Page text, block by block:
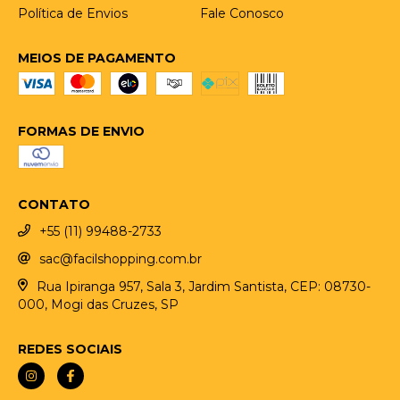
Política de Envios Fale Conosco
MEIOS DE PAGAMENTO
FORMAS DE ENVIO
CONTATO
+55 (11) 99488-2733
sac@facilshopping.com.br
Rua Ipiranga 957, Sala 3, Jardim Santista, CEP: 08730-
000, Mogi das Cruzes, SP
REDES SOCIAIS